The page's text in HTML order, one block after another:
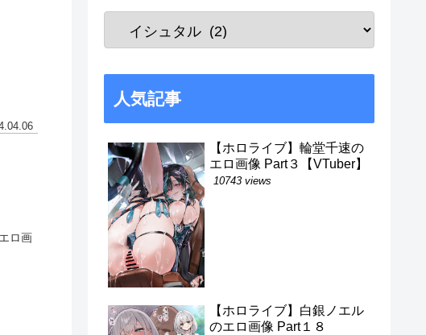
ロ画
人気記事
【ホロライブ】輪堂千速の
エロ画像 Part３【VTuber】
10743 views
【ホロライブ】白銀ノエル
のエロ画像 Part１８